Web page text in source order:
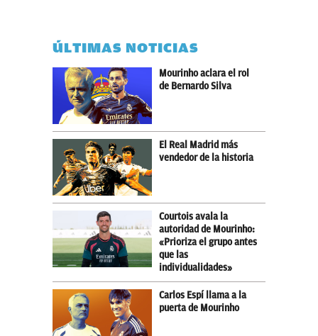
ÚLTIMAS NOTICIAS
Mourinho aclara el rol
de Bernardo Silva
El Real Madrid más
vendedor de la historia
Courtois avala la
autoridad de Mourinho:
«Prioriza el grupo antes
que las
individualidades»
Carlos Espí llama a la
puerta de Mourinho